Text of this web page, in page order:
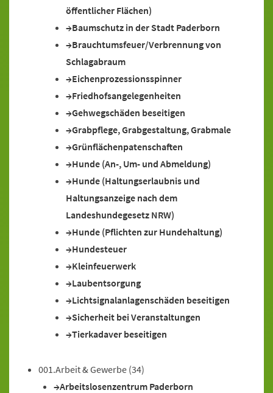
öffentlicher Flächen)
Baumschutz in der Stadt Paderborn
Brauchtumsfeuer/Verbrennung von
Schlagabraum
Eichenprozessionsspinner
Friedhofsangelegenheiten
Gehwegschäden beseitigen
Grabpflege, Grabgestaltung, Grabmale
Grünflächenpatenschaften
Hunde (An-, Um- und Abmeldung)
Hunde (Haltungserlaubnis und
Haltungsanzeige nach dem
Landeshundegesetz NRW)
Hunde (Pflichten zur Hundehaltung)
Hundesteuer
Kleinfeuerwerk
Laubentsorgung
Lichtsignalanlagenschäden beseitigen
Sicherheit bei Veranstaltungen
Tierkadaver beseitigen
001.Arbeit & Gewerbe (34)
Arbeitslosenzentrum Paderborn